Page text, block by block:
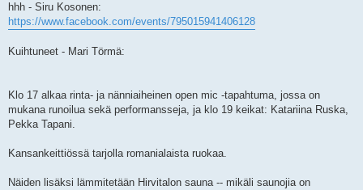
hhh - Siru Kosonen:
https://www.facebook.com/events/795015941406128
Kuihtuneet - Mari Törmä:
Klo 17 alkaa rinta- ja nänniaiheinen open mic -tapahtuma, jossa on
mukana runoilua sekä performansseja, ja klo 19 keikat: Katariina Ruska,
Pekka Tapani.
Kansankeittiössä tarjolla romanialaista ruokaa.
Näiden lisäksi lämmitetään Hirvitalon sauna -- mikäli saunojia on